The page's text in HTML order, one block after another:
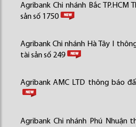
Agribank Chi nhánh Bắc TP.HCM
sản số 1750
Agribank Chi nhánh Hà Tây I
tài sản số 249
Agribank AMC LTD thông báo
Agribank Chi nhánh Phú Nhuận